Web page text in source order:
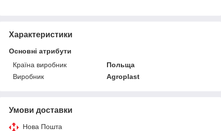
Характеристики
Основні атрибути
Країна виробник
Польща
Виробник
Agroplast
Умови доставки
Нова Пошта